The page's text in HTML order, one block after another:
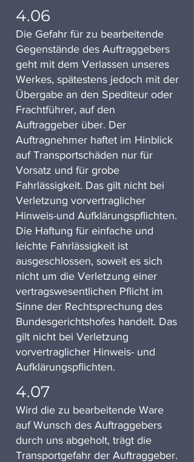
4.06
Die Gefahr für zu bearbeitende
Gegenstände des Auftraggebers
geht mit dem Verlassen unseres
Werkes, spätestens jedoch mit der
Übergabe an den Spediteur oder
Frachtführer, auf den
Auftraggeber über. Der
Auftragnehmer haftet im Hinblick
auf Transportschäden nur für
Vorsatz und für grobe
Fahrlässigkeit. Das gilt nicht bei
Verletzung vorvertraglicher
Hinweis-und Aufklärungspflichten.
Die Haftung für einfache und
leichte Fahrlässigkeit ist
ausgeschlossen, soweit es sich
nicht um die Verletzung einer
vertragswesentlichen Pflicht im
Sinne der Rechtsprechung des
Bundesgerichtshofes handelt. Das
gilt nicht bei Verletzung
vorvertraglicher Hinweis- und
Aufklärungspflichten.
4.07
Wird die zu bearbeitende Ware
auf Wunsch des Auftraggebers
durch uns abgeholt, trägt die
Transportgefahr der Auftraggeber.